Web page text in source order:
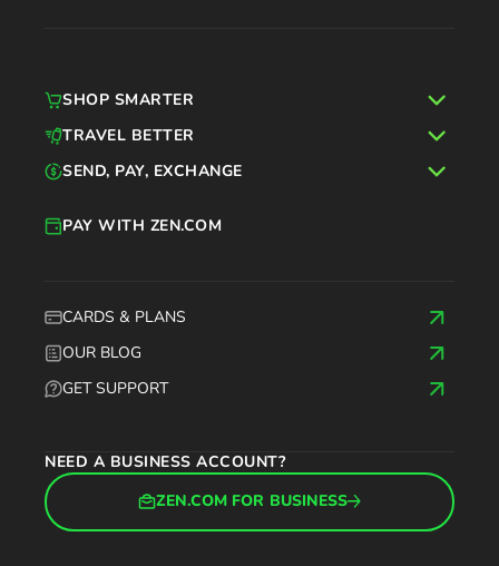
CARDS & PLANS
OUR BLOG
GET SUPPORT
PAY WITH ZEN.COM
NEED A BUSINESS ACCOUNT?
ZEN.COM FOR BUSINESS
SHOP SMARTER
TRAVEL BETTER
SEND, PAY, EXCHANGE